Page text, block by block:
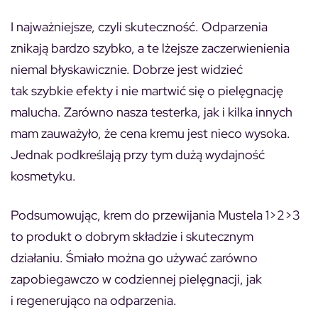
I najważniejsze, czyli skuteczność. Odparzenia
znikają bardzo szybko, a te lżejsze zaczerwienienia
niemal błyskawicznie. Dobrze jest widzieć
tak szybkie efekty i nie martwić się o pielęgnację
malucha. Zarówno nasza testerka, jak i kilka innych
mam zauważyło, że cena kremu jest nieco wysoka.
Jednak podkreślają przy tym dużą wydajność
kosmetyku.
Podsumowując, krem do przewijania Mustela 1>2>3
to produkt o dobrym składzie i skutecznym
działaniu. Śmiało można go używać zarówno
zapobiegawczo w codziennej pielęgnacji, jak
i regenerująco na odparzenia.